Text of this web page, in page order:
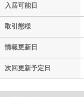
入居可能日
取引態様
情報更新日
次回更新予定日